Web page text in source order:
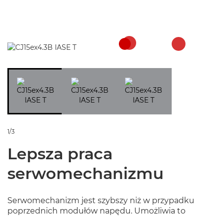
1/3
Lepsza praca
serwomechanizmu
Serwomechanizm jest szybszy niż w przypadku
poprzednich modułów napędu. Umożliwia to